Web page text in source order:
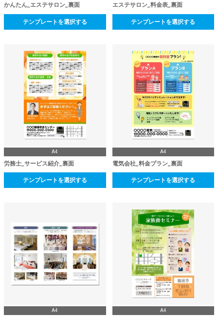
かんたん_エステサロン_裏面
テンプレートを選択する
エステサロン_料金表_裏面
テンプレートを選択する
A4
労務士_サービス紹介_裏面
テンプレートを選択する
A4
電気会社_料金プラン_裏面
テンプレートを選択する
A4 A4